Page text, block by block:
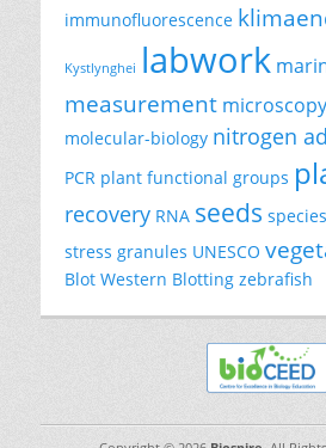
immunofluorescence
Kystlynghei labwork
measurement microscopy
molecular-biology nitrogen
PCR plant functional groups
recovery RNA seeds
stress granules UNESCO
Blot Western Blotting zebrafish